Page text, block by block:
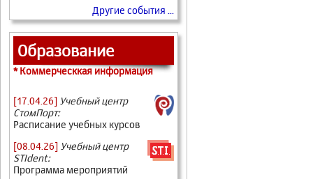
Другие события ...
Образование
* Коммерческкая информация
[17.04.26] Учебный центр
СтомПорт:
Расписание учебных курсов
[08.04.26] Учебный центр
STIdent:
Программа мероприятий